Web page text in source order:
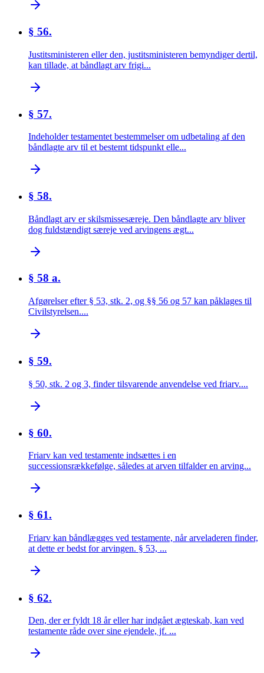
§ 56.
Justitsministeren eller den, justitsministeren bemyndiger dertil,
kan tillade, at båndlagt arv frigi...
§ 57.
Indeholder testamentet bestemmelser om udbetaling af den
båndlagte arv til et bestemt tidspunkt elle...
§ 58.
Båndlagt arv er skilsmissesæreje. Den båndlagte arv bliver
dog fuldstændigt særeje ved arvingens ægt...
§ 58 a.
Afgørelser efter § 53, stk. 2, og §§ 56 og 57 kan påklages til
Civilstyrelsen....
§ 59.
§ 50, stk. 2 og 3, finder tilsvarende anvendelse ved friarv....
§ 60.
Friarv kan ved testamente indsættes i en
successionsrækkefølge, således at arven tilfalder en arving...
§ 61.
Friarv kan båndlægges ved testamente, når arveladeren finder,
at dette er bedst for arvingen. § 53, ...
§ 62.
Den, der er fyldt 18 år eller har indgået ægteskab, kan ved
testamente råde over sine ejendele, jf. ...